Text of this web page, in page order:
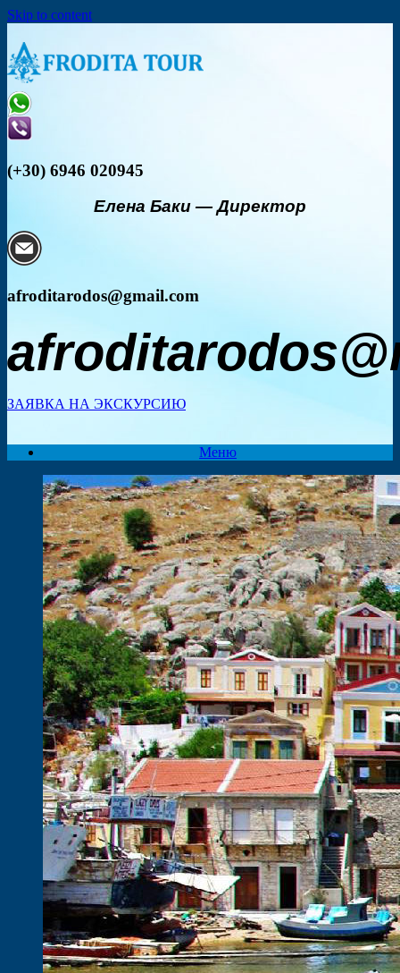
Skip to content
(+30) 6946 020945
Елена Баки —Директор
afroditarodos@gmail.com
ЗАЯВКА НА ЭКСКУРСИЮ
Меню